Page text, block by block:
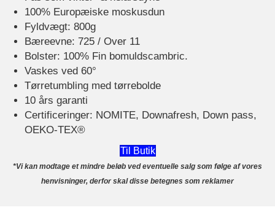
100% Europæiske moskusdun
Fyldvægt: 800g
Bæreevne: 725 / Over 11
Bolster: 100% Fin bomuldscambric.
Vaskes ved 60°
Tørretumbling med tørrebolde
10 års garanti
Certificeringer: NOMITE, Downafresh, Down pass,
OEKO-TEX®
Til Butik
*Vi kan modtage et mindre beløb ved eventuelle salg som følge af vores
henvisninger, derfor skal disse betegnes som reklamer